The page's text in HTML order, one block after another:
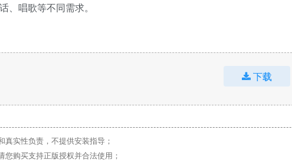
、唱歌等不同需求。
下载
实性负责，不提供安装指导；
购买支持正版授权并合法使用；